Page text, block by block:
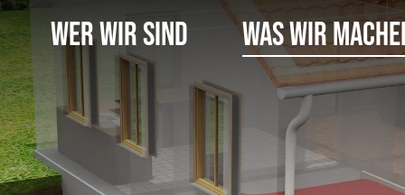
Wer Wir Sind
Zertifizierte Qualität
Was Wir
Rohrsanierung Mr. Pipe-Liner